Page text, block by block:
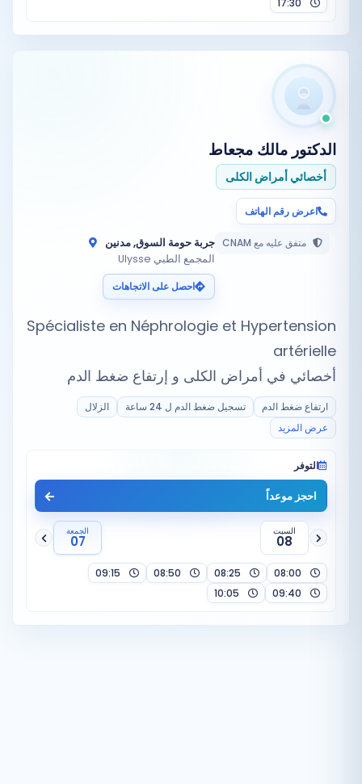
الدكتور مالك مجعاط
أخصائي أمراض الكلى
اعرض رقم الهاتف
متفق عليه مع CNAM جربة حومة السوق, مدنين
المجمع الطبي Ulysse
احصل على الاتجاهات
Spécialiste en Néphrologie et Hypertension
أخصائي في أمراض الكلى و إرتفاع ضغط الدم
ارتفاع ضغط الدم تسجيل ضغط الدم ل 24 ساعة
الزلال
عرض المزيد
التوفر
احجز موعداً
السبت
08
الجمعة
07